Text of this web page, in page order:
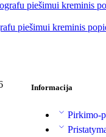
piešimui kreminis
Informacija
Pirkimo-